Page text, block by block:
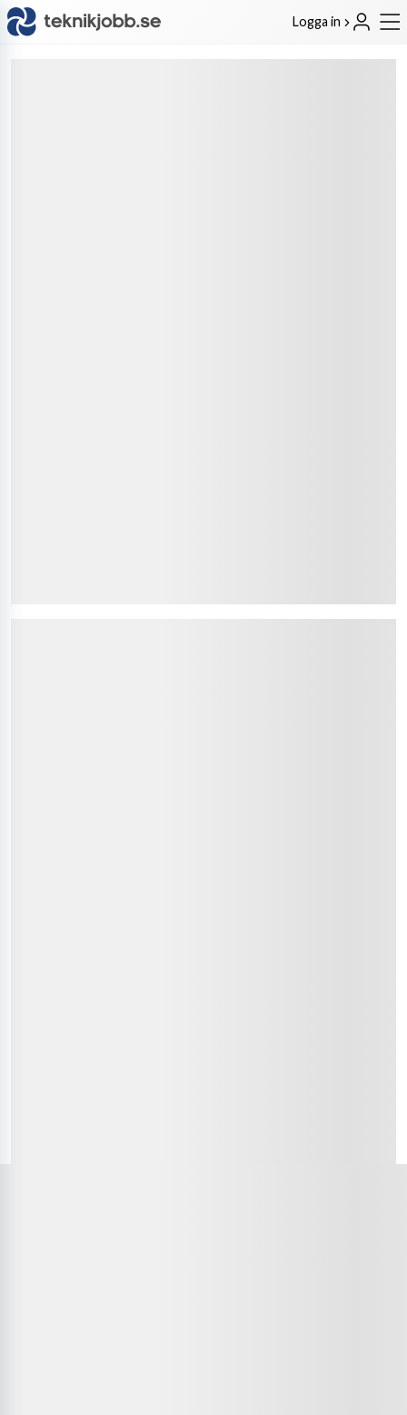
Logga in